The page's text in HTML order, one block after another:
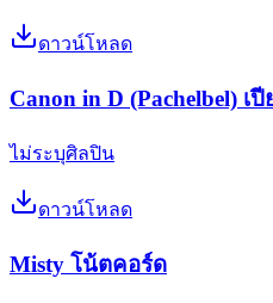
ดาวน์โหลด
Canon in D (Pachelbel) เ
ไม่ระบุศิลปิน
ดาวน์โหลด
Misty โน้ตคอร์ด